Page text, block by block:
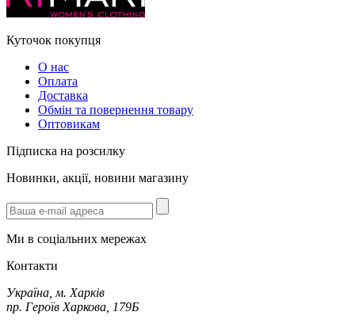
Куточок покупця
О нас
Оплата
Доставка
Обмін та повернення товару
Оптовикам
Підписка на розсилку
Новинки, акції, новини магазину
Ми в соціальних мережах
Контакти
Україна, м. Харків
пр. Героїв Харкова, 179Б